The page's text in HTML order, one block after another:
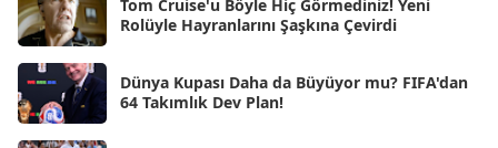
[25]
Kas 2024
Eki 2024 [46]
Eyl 2024
Tom Cruise'u Böyle Hiç Görmediniz! Yeni
Rolüyle Hayranlarını Şaşkına Çevirdi
Dünya Kupası Daha da Büyüyor mu? FIFA'dan
64 Takımlık Dev Plan!